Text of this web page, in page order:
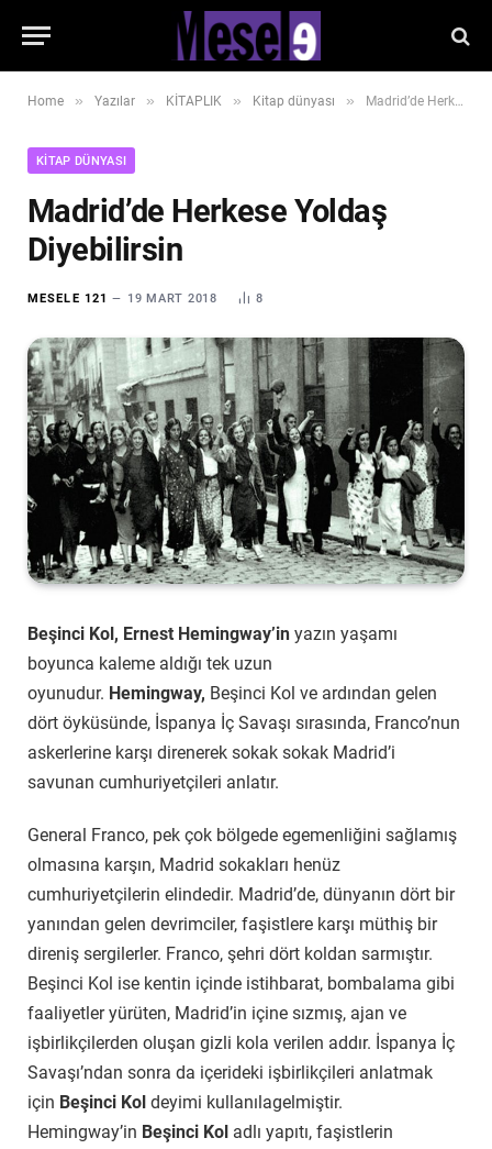
Home » Yazılar » KİTAPLIK » Kitap dünyası » Madrid’de Herkese Yoldaş Diyebilirsin
KITAP DÜNYASI
Madrid’de Herkese Yoldaş
Diyebilirsin
MESELE 121 19 MART 2018 8
Beşinci Kol, Ernest Hemingway’in yazın yaşamı
boyunca kaleme aldığı tek uzun
oyunudur. Hemingway, Beşinci Kol ve ardından gelen
dört öyküsünde, İspanya İç Savaşı sırasında, Franco’nun
askerlerine karşı direnerek sokak sokak Madrid’i
savunan cumhuriyetçileri anlatır.
General Franco, pek çok bölgede egemenliğini sağlamış
olmasına karşın, Madrid sokakları henüz
cumhuriyetçilerin elindedir. Madrid’de, dünyanın dört bir
yanından gelen devrimciler, faşistlere karşı müthiş bir
direniş sergilerler. Franco, şehri dört koldan sarmıştır.
Beşinci Kol ise kentin içinde istihbarat, bombalama gibi
faaliyetler yürüten, Madrid’in içine sızmış, ajan ve
işbirlikçilerden oluşan gizli kola verilen addır. İspanya İç
Savaşı’ndan sonra da içerideki işbirlikçileri anlatmak
için Beşinci Kol deyimi kullanılagelmiştir.
Hemingway’in Beşinci Kol adlı yapıtı, faşistlerin